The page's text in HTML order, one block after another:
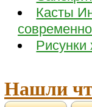
Касты
Рисунки
Нашли